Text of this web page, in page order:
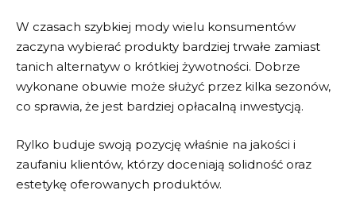
W czasach szybkiej mody wielu konsumentów
zaczyna wybierać produkty bardziej trwałe zamiast
tanich alternatyw o krótkiej żywotności. Dobrze
wykonane obuwie może służyć przez kilka sezonów,
co sprawia, że jest bardziej opłacalną inwestycją.
Rylko buduje swoją pozycję właśnie na jakości i
zaufaniu klientów, którzy doceniają solidność oraz
estetykę oferowanych produktów.